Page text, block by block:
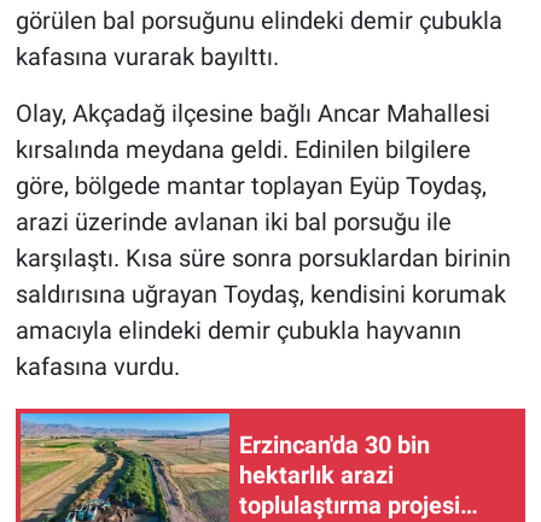
görülen bal porsuğunu elindeki demir çubukla
kafasına vurarak bayılttı.
Olay, Akçadağ ilçesine bağlı Ancar Mahallesi
kırsalında meydana geldi. Edinilen bilgilere
göre, bölgede mantar toplayan Eyüp Toydaş,
arazi üzerinde avlanan iki bal porsuğu ile
karşılaştı. Kısa süre sonra porsuklardan birinin
saldırısına uğrayan Toydaş, kendisini korumak
amacıyla elindeki demir çubukla hayvanın
kafasına vurdu.
Erzincan'da 30 bin
hektarlık arazi
toplulaştırma projesi